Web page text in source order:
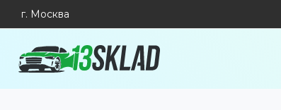
г. Москва